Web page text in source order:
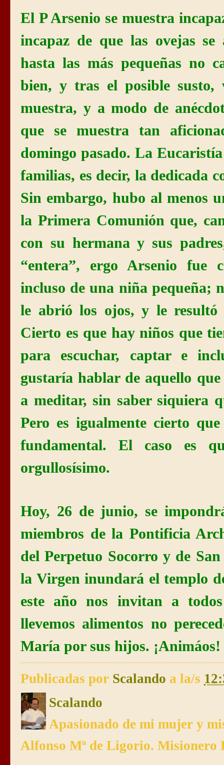
El P Arsenio se muestra
incapaz de que las ovejas se
hasta las más pequeñas no
bien, y tras el posible susto,
muestra, y a modo de
que se muestra tan
domingo pasado.La Eucaristía
familias, es decir, la dedicada
Sin embargo, hubo al menos
la PrimeraComuniónque,
con su hermana y sus
“entera”, ergo Arsenio fue
incluso de una niña pequeña;
le abrió los ojos, y le resultó
Cierto es que hay niños que
para escuchar, captar e
gustaría hablar de aquello
a meditar, sin saber siquiera
Pero es igualmente cierto
fundamental. El caso es
orgullosísimo.
Hoy, 26 de junio, se
miembros dela Pontificia
del Perpetuo Socorro y de
la Virgeninundará el templo
este año nos invitan a
llevemos alimentos no
María por sus hijos. ¡Animáos!
Publicadas por Scalando a la/s
Scalando
Apasionado de mi mujer y
Alfonso Mª de Ligorio. Misionero